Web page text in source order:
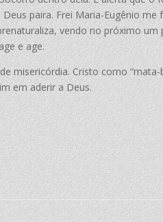
paira. Frei Maria-Eugênio me
vendo no próximo
e age.
misericórdia. Cristo como “mata-
em aderir a Deus.